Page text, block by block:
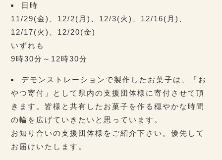
日時
11/29(金)、12/2(月)、12/3(火)、12/16(月)、
12/17(火)、12/20(金)
いずれも
9時30分～12時30分
デモンストレーションで製作したお菓子は、「お
やつ寄付」として県内の支援団体様に寄付させて頂
きます。皆様と共有したお菓子を作る穏やかな時間
の輪を広げていきたいと思っています。
お知り合いの支援団体様をご紹介下さい。優先して
お届けいたします。